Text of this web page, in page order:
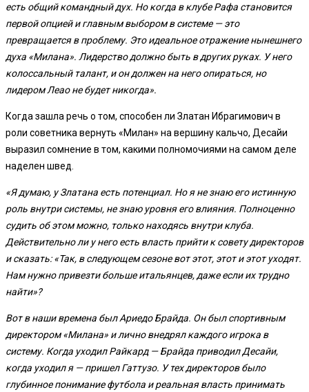
есть общий командный дух. Но когда в клубе Рафа становится
первой опцией и главным выбором в системе — это
превращается в проблему. Это идеальное отражение нынешнего
духа «Милана». Лидерство должно быть в других руках. У него
колоссальный талант, и он должен на него опираться, но
лидером Леао не будет никогда».
Когда зашла речь о том, способен ли Златан Ибрагимович в
роли советника вернуть «Милан» на вершину кальчо, Десайи
выразил сомнение в том, какими полномочиями на самом деле
наделен швед.
«Я думаю, у Златана есть потенциал. Но я не знаю его истинную
роль внутри системы, не знаю уровня его влияния. Полноценно
судить об этом можно, только находясь внутри клуба.
Действительно ли у него есть власть прийти к совету директоров
и сказать: «Так, в следующем сезоне вот этот, этот и этот уходят.
Нам нужно привезти больше итальянцев, даже если их трудно
найти»?
Вот в наши времена был Ариедо Брайда. Он был спортивным
директором «Милана» и лично внедрял каждого игрока в
систему. Когда уходил Райкард — Брайда приводил Десайи,
когда уходил я — пришел Гаттузо. У тех директоров было
глубинное понимание футбола и реальная власть принимать